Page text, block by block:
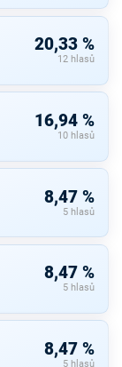
20,33 %
12 hlasů
16,94 %
10 hlasů
8,47 %
5 hlasů
8,47 %
5 hlasů
8,47 %
5 hlasů